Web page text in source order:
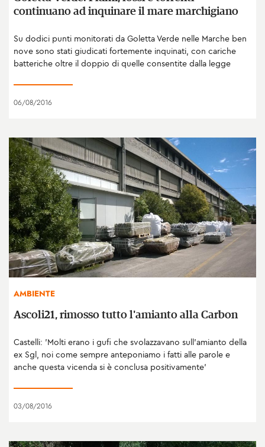
continuano ad inquinare il mare marchigiano
Su dodici punti monitorati da Goletta Verde nelle Marche ben
nove sono stati giudicati fortemente inquinati, con cariche
batteriche oltre il doppio di quelle consentite dalla legge
06/08/2016
AMBIENTE
Ascoli21, rimosso tutto l'amianto alla Carbon
Castelli: 'Molti erano i gufi che svolazzavano sull'amianto della
ex Sgl, noi come sempre anteponiamo i fatti alle parole e
anche questa vicenda si è conclusa positivamente'
03/08/2016